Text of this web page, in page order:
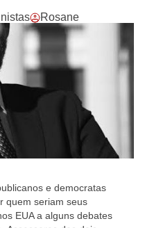
Rosane
e democratas
quem seriam seus
EUA a alguns debates